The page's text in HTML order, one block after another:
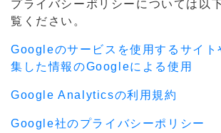
プライバシーポリシーについては以
覧ください。
Googleのサービスを使用するサイト
集した情報のGoogleによる使用
Google Analyticsの利用規約
Google社のプライバシーポリシー